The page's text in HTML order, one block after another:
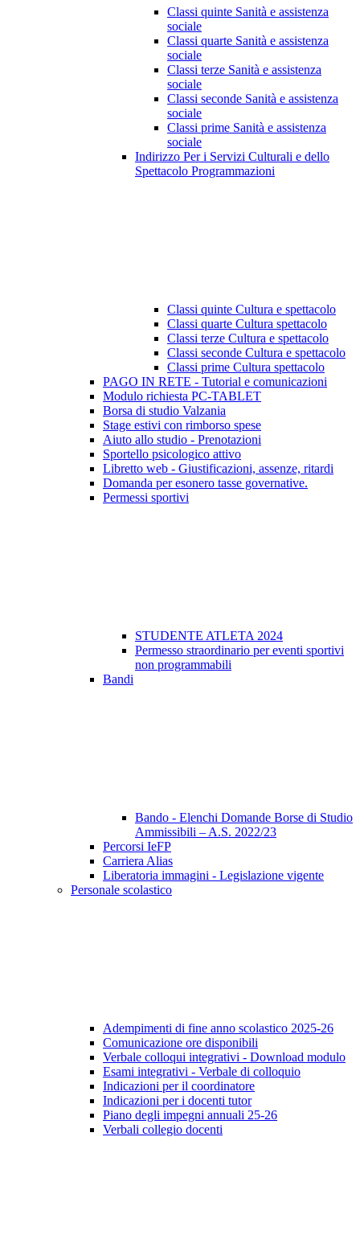
Classi quinte Sanità e assistenza
sociale
Classi quarte Sanità e assistenza
sociale
Classi terze Sanità e assistenza
sociale
Classi seconde Sanità e assistenza
sociale
Classi prime Sanità e assistenza
sociale
Indirizzo Per i Servizi Culturali e dello
Spettacolo Programmazioni
Classi quinte Cultura e spettacolo
Classi quarte Cultura spettacolo
Classi terze Cultura e spettacolo
Classi seconde Cultura e spettacolo
Classi prime Cultura spettacolo
PAGO IN RETE - Tutorial e comunicazioni
Modulo richiesta PC-TABLET
Borsa di studio Valzania
Stage estivi con rimborso spese
Aiuto allo studio - Prenotazioni
Sportello psicologico attivo
Libretto web - Giustificazioni, assenze, ritardi
Domanda per esonero tasse governative.
Permessi sportivi
STUDENTE ATLETA 2024
Permesso straordinario per eventi sportivi
non programmabili
Bandi
Bando - Elenchi Domande Borse di Studio
Ammissibili – A.S. 2022/23
Percorsi IeFP
Carriera Alias
Liberatoria immagini - Legislazione vigente
Personale scolastico
Adempimenti di fine anno scolastico 2025-26
Comunicazione ore disponibili
Verbale colloqui integrativi - Download modulo
Esami integrativi - Verbale di colloquio
Indicazioni per il coordinatore
Indicazioni per i docenti tutor
Piano degli impegni annuali 25-26
Verbali collegio docenti